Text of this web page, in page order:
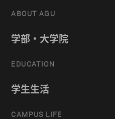
ABOUT AGU
学部・大学院
EDUCATION
学生生活
CAMPUS LIFE